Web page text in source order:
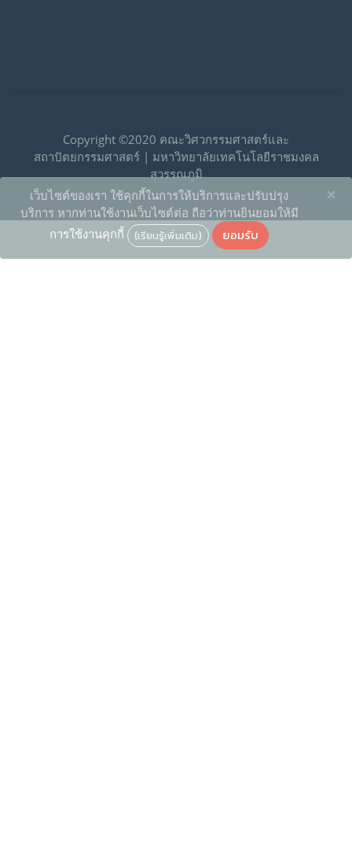
Copyright ©2020 คณะวิศวกรรมศาสตร์และ
สถาปัตยกรรมศาสตร์ | มหาวิทยาลัยเทคโนโลยีราชมงคล
สุวรรณภูมิ
เว็บไซต์ของเรา ใช้คุกกี้ในการให้บริการและปรับปรุง
บริการ หากท่านใช้งานเว็บไซต์ต่อ ถือว่าท่านยินยอมให้มี
การใช้งานคุกกี้ (เรียนรู้เพิ่มเติม) ยอมรับ
×